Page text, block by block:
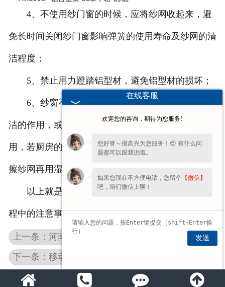
4、不使用纱门窗的时候，应将纱网收起来，避
免长时间关闭纱门窗影响弹簧的使用寿命及纱网的清
洁程度；
5、禁止用力蹬踏铝型材，避免铝型材的损坏；
6、纱窗不用拆下来清洗，拉动纱窗时可起到清
洁的作用，或者用鸡毛掸轻拍纱网也可起到清洁的作
用，若厨房的纱窗沾到油烟，可用湿布蘸点洗洁精轻
擦纱网再用湿布擦净，等纱网干后在回卷。
以上就是 门窗滑轮生产厂家为大家介绍的使用过
程中的注意事项，希望对大家有所帮助。
上一条：河南门窗滑轮是如何安装的？
下一条：移动门窗滑轮五金的用途
在线客服
欢迎您的咨询，期待为您服务!
您好呀～很高兴为您服务！😊 有什么问
题都可以跟我说哦。
如果您现在不方便电话，您留个 【微信】
吧，咱们微信上聊！
发送